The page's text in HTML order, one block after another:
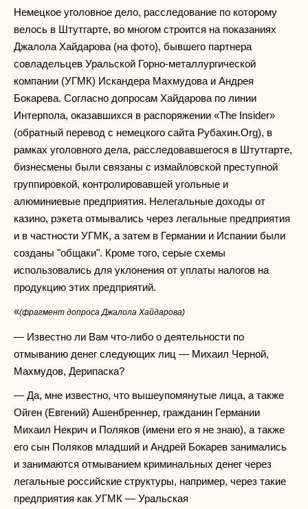
Немецкое уголовное дело, расследование по которому
велось в Штутгарте, во многом строится на показаниях
Джалола Хайдарова (на фото), бывшего партнера
совладельцев Уральской Горно-металлургической
компании (УГМК) Искандера Махмудова и Андрея
Бокарева. Согласно допросам Хайдарова по линии
Интерпола, оказавшихся в распоряжении «The Insider»
(обратный перевод с немецкого сайта Рубахин.Org), в
рамках уголовного дела, расследовавшегося в Штутгарте,
бизнесмены были связаны с измайловской преступной
группировкой, контролировавшей угольные и
алюминиевые предприятия. Нелегальные доходы от
казино, рэкета отмывались через легальные предприятия
и в частности УГМК, а затем в Германии и Испании были
созданы "общаки". Кроме того, серые схемы
использовались для уклонения от уплаты налогов на
продукцию этих предприятий.
«(фрагмент допроса Джалола Хайдарова)
— Известно ли Вам что-либо о деятельности по
отмыванию денег следующих лиц — Михаил Черной,
Махмудов, Дерипаска?
— Да, мне известно, что вышеупомянутые лица, а также
Ойген (Евгений) Ашенбреннер, гражданин Германии
Михаил Некрич и Поляков (имени его я не знаю), а также
его сын Поляков младший и Андрей Бокарев занимались
и занимаются отмыванием криминальных денег через
легальные российские структуры, например, через такие
предприятия как УГМК — Уральская